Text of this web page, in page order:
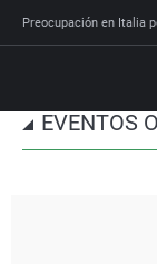
Preocupación en Italia
EVENTOS